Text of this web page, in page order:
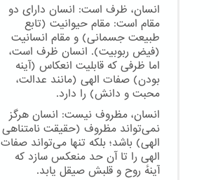
انسان، ظرف است: انسان دارای دو
مقام است: مقام حیوانیت (تابع
طبیعت جسمانی) و مقام انسانیت
(فیض ربوبیت). انسان ظرف است،
اما ظرفی که قابلیت انعکاس (آینه
بودن) صفات الهی (مانند عدالت،
محبت و دانش) را دارد.
انسان، مظروف نیست: انسان هرگز
نمی‌تواند مظروف (حقیقت نامتناهی
الهی) باشد؛ بلکه تنها می‌تواند صفات
الهی را تا آن حد منعکس سازد که
آینهٔ روح و قلبش صیقل یابد.